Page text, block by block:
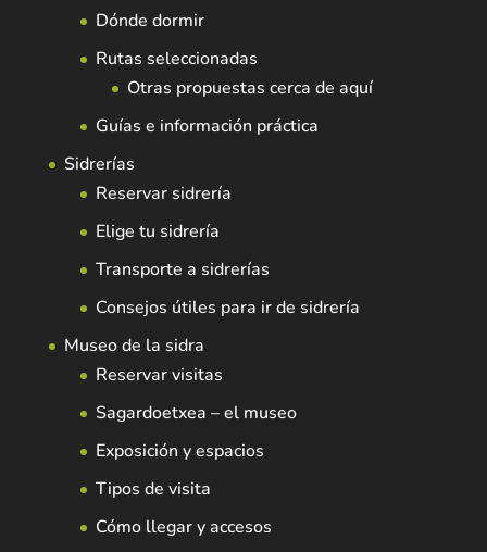
Dónde dormir
Rutas seleccionadas
Otras propuestas cerca de aquí
Guías e información práctica
Sidrerías
Reservar sidrería
Elige tu sidrería
Transporte a sidrerías
Consejos útiles para ir de sidrería
Museo de la sidra
Reservar visitas
Sagardoetxea – el museo
Exposición y espacios
Tipos de visita
Cómo llegar y accesos